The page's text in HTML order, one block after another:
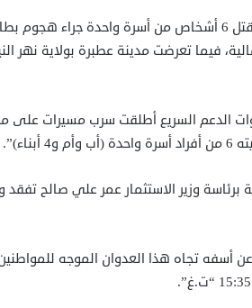
أعلنت السلطات السودانية، الأربعاء، مقتل 6 أشخاص من أسرة
فيما تعرضت مدينة عطبرة بولاية نهر
الدعم السريع أطلقت سرب مسيرات على
وزير الاستثمار عمر علي صالح
أسفه تجاه هذا العدوان الموجه